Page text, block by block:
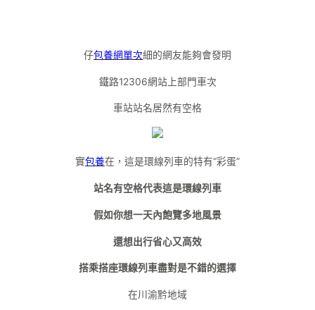
仔包養網單次細的網友能夠會發明
鐵路12306網站上部門車次
車站站名居然有空格
實包養在，這是環線列車的特有“彩蛋”
站名有空格代表這是環線列車
假如你想一天內飽覽多地風景
還想出行省心又高效
搭乘搭座環線列車盡對是不錯的選擇
在川渝黔地域